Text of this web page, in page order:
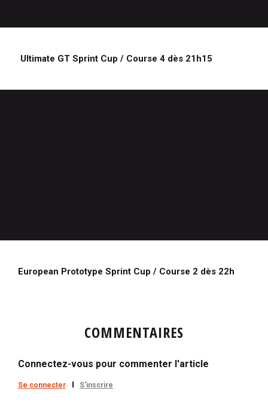
Ultimate GT Sprint Cup / Course 4 dès 21h15
European Prototype Sprint Cup / Course 2 dès 22h
COMMENTAIRES
Connectez-vous pour commenter l'article
Se connecter S'inscrire